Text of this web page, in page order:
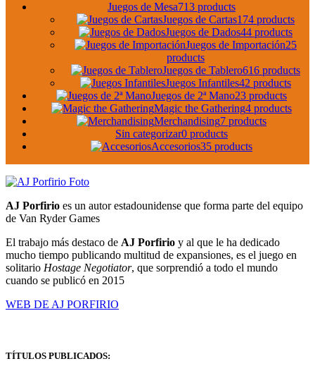
Juegos de Mesa713 products
Juegos de Cartas174 products
Juegos de Dados44 products
Juegos de Importación25
products
Juegos de Tablero616 products
Juegos Infantiles42 products
Juegos de 2ª Mano23 products
Magic the Gathering4 products
Merchandising7 products
Sin categorizar0 products
Accesorios35 products
AJ Porfirio es un autor estadounidense que forma parte del equipo
de Van Ryder Games
El trabajo más destaco de AJ Porfirio y al que le ha dedicado
mucho tiempo publicando multitud de expansiones, es el juego en
solitario Hostage Negotiator, que sorprendió a todo el mundo
cuando se publicó en 2015
WEB DE AJ PORFIRIO
TÍTULOS PUBLICADOS: